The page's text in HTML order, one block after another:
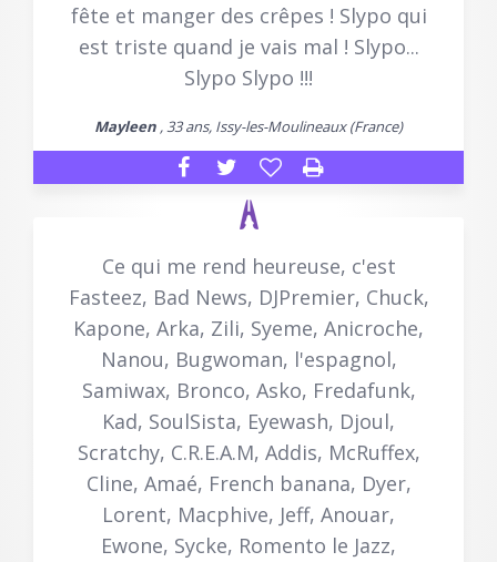
fête et manger des crêpes ! Slypo qui
est triste quand je vais mal ! Slypo...
Slypo Slypo !!!
Mayleen , 33 ans, Issy-les-Moulineaux (France)
Ce qui me rend heureuse, c'est
Fasteez, Bad News, DJPremier, Chuck,
Kapone, Arka, Zili, Syeme, Anicroche,
Nanou, Bugwoman, l'espagnol,
Samiwax, Bronco, Asko, Fredafunk,
Kad, SoulSista, Eyewash, Djoul,
Scratchy, C.R.E.A.M, Addis, McRuffex,
Cline, Amaé, French banana, Dyer,
Lorent, Macphive, Jeff, Anouar,
Ewone, Sycke, Romento le Jazz,